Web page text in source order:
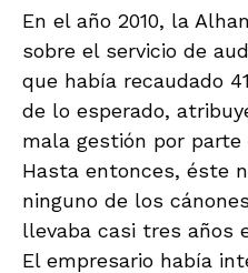
En el año 2010, la
sobre el servicio de
que había recaudado
de lo esperado,
mala gestión por parte
Hasta entonces, éste
ninguno de los
llevaba casi tres años
El empresario había